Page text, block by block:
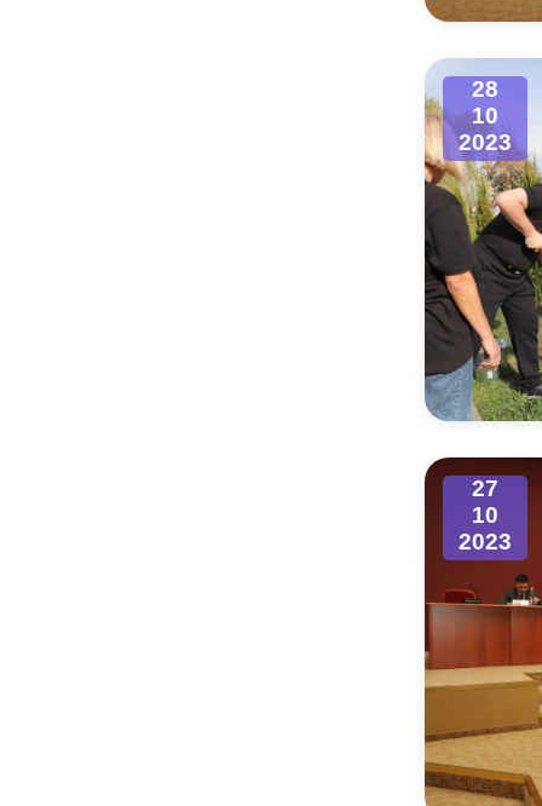
28
10
2023
27
10
2023